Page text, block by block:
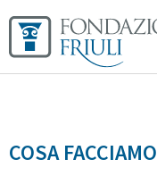
COSA FACCIAMO